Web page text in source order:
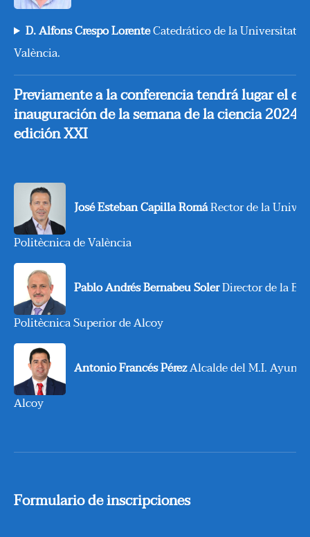
D. Alfons Crespo LorenteCatedrático de la Universitat
València.
Previamente a la conferencia tendrá lugar el
inauguración de la semana de la ciencia 2024/
edición XXI
José Esteban Capilla RomáRector de la
Politècnica de València
Pablo Andrés Bernabeu SolerDirector de la
Politècnica Superior de Alcoy
Antonio Francés PérezAlcalde del M.I.
Alcoy
Formulario de inscripciones